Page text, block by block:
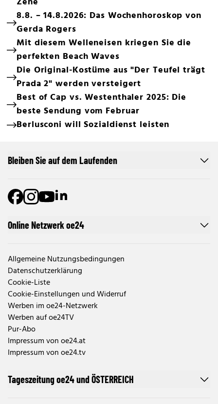
8.8. – 14.8.2026: Das Wochenhoroskop von
Gerda Rogers
Mit diesem Welleneisen kriegen Sie die
perfekten Beach Waves
Die Original-Kostüme aus "Der Teufel trägt
Prada 2" werden versteigert
Best of Cap vs. Westenthaler 2025: Die
beste Sendung vom Februar
Berlusconi will Sozialdienst leisten
Online Netzwerk oe24
Allgemeine Nutzungsbedingungen
Datenschutzerklärung
Cookie-Liste
Cookie-Einstellungen und Widerruf
Werben im oe24-Netzwerk
Werben auf oe24TV
Pur-Abo
Impressum von oe24.at
Impressum von oe24.tv
Tageszeitung oe24 und ÖSTERREICH
Bleiben Sie auf dem Laufenden